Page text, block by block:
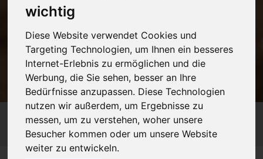
wichtig
Diese Website verwendet Cookies und
Targeting Technologien, um Ihnen ein besseres
Internet-Erlebnis zu ermöglichen und die
Werbung, die Sie sehen, besser an Ihre
Bedürfnisse anzupassen. Diese Technologien
nutzen wir außerdem, um Ergebnisse zu
messen, um zu verstehen, woher unsere
Besucher kommen oder um unsere Website
weiter zu entwickeln.